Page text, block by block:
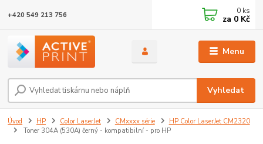
Menu
Vyhledat
+420 549 213 756 0 ks
za 0 Kč
Úvod HP Color LaserJet CMxxxx série
HP Color LaserJet CM2320
Toner 304A (530A) černý - kompatibilní - pro HP